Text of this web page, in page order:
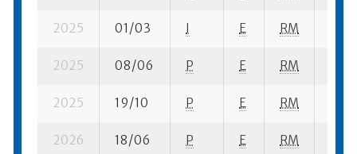
2025 01/03 I E RM
2025 08/06 P E RM
2025 19/10 P E RM
2026 18/06 P E RM